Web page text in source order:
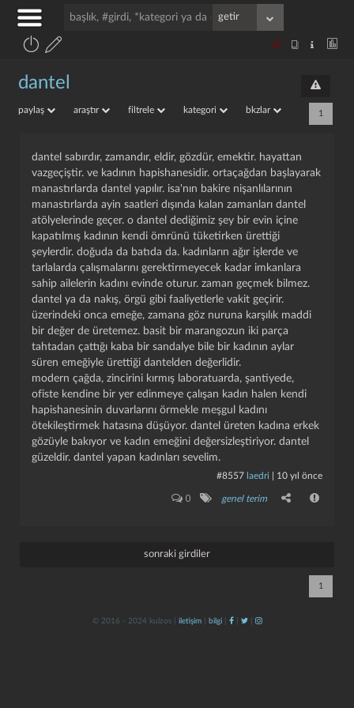
dantel
paylaş araştır filtrele kategori bkzlar 1
dantel sabırdır, zamandır, eldir, gözdür, emektir. hayattan
vazgeçiştir. ve kadının hapishanesidir. ortaçağdan başlayarak
manastırlarda dantel yapılır. isa'nın bakire nişanlılarının
manastırlarda ayin saatleri dışında kalan zamanları dantel
atölyelerinde geçer. o dantel dediğimiz şey bir evin içine
kapatılmış kadının kendi ömrünü tüketirken ürettiği
şeylerdir. doğuda da batıda da. kadınların ağır işlerde ve
tarlalarda çalışmalarını gerektirmeyecek kadar imkanlara
sahip ailelerin kadını evinde oturur. zaman geçmek bilmez.
dantel ya da nakış, örgü gibi faaliyetlerle vakit geçirir.
üzerindeki onca emeğe, zamana göz nuruna karşılık maddi
bir değer de üretemez. basit bir marangozun iki parça
tahtadan çattığı kaba bir sandalye bile bir kadının aylar
süren emeğiyle ürettiği dantelden değerlidir.
modern çağda, zincirini kırmış laboratuarda, şantiyede,
ofiste kendine bir yer edinmeye çalışan kadın halen kendi
hapishanesinin duvarlarını örmekle meşgul kadını
ötekileştirmek hatasına düşüyor. dantel üreten kadına erkek
gözüyle bakıyor ve kadın emeğini değersizleştiriyor. dantel
güzeldir. dantel yapan kadınları sevelim.
#8557 laedri 10 yıl önce
0 genel terim
sonraki girdiler
1
kapat kaydet
© 2016 - 2024 kulzos | iletişim| bilgi| | |